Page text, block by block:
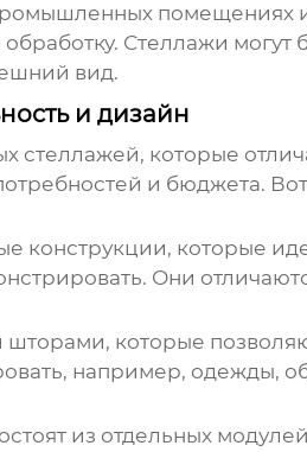
помещениях
Стеллажи
вид.
и дизайн
стеллажей, которые
и бюджета.
конструкции, которые
Они
которые
например, одежды,
из отдельных